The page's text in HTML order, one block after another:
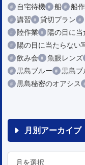
自宅待機
船 船
講習
貸切プラン
陸作業
陽の目に
陽の目に当たらない
飲み会
魚眼レンズ
黒島ブルー
黒島ブ
黒島秘密のオアシス
月別アーカイブ